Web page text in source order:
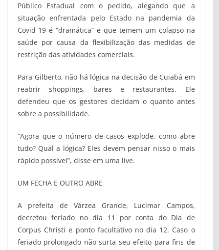
Público Estadual com o pedido, alegando que a
situação enfrentada pelo Estado na pandemia da
Covid-19 é “dramática” e que temem um colapso na
saúde por causa da flexibilização das medidas de
restrição das atividades comerciais.
Para Gilberto, não há lógica na decisão de Cuiabá em
reabrir shoppings, bares e restaurantes. Ele
defendeu que os gestores decidam o quanto antes
sobre a possibilidade.
“Agora que o número de casos explode, como abre
tudo? Qual a lógica? Eles devem pensar nisso o mais
rápido possível”, disse em uma live.
UM FECHA E OUTRO ABRE
A prefeita de Várzea Grande, Lucimar Campos,
decretou feriado no dia 11 por conta do Dia de
Corpus Christi e ponto facultativo no dia 12. Caso o
feriado prolongado não surta seu efeito para fins de